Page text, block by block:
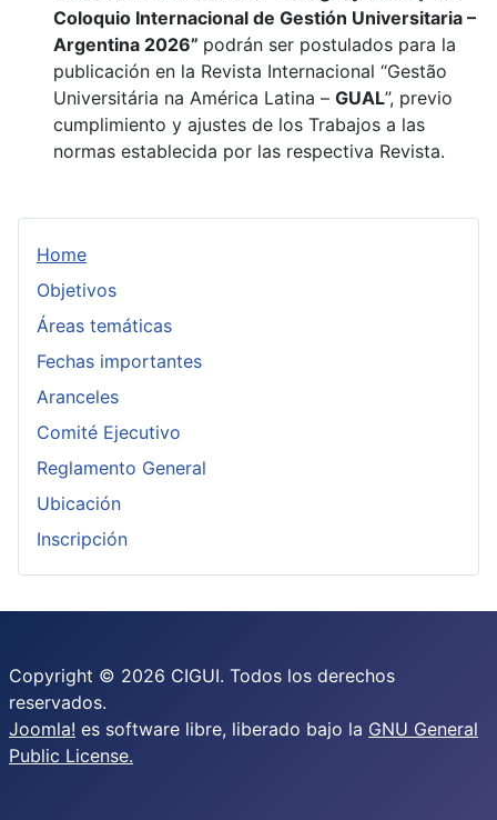
Home
Objetivos
Áreas temáticas
Fechas importantes
Aranceles
Comité Ejecutivo
Reglamento General
Ubicación
Inscripción
Coloquio Internacional de Gestión Universitaria –
Argentina 2026” podrán ser postulados para la
publicación en la Revista Internacional “Gestão
Universitária na América Latina – GUAL”, previo
cumplimiento y ajustes de los Trabajos a las
normas establecida por las respectiva Revista.
Copyright © 2026 CIGUI. Todos los derechos
reservados.
Joomla! es software libre, liberado bajo la GNU General
Public License.